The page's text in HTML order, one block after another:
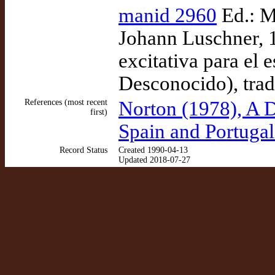
manid 2960 Ed.:
Johann Luschner,
excitativa para el
Desconocido),
References (most recent
first)
Norton (1978), A
Spain and
Record Status
Created 1990-04-13
Updated 2018-07-27